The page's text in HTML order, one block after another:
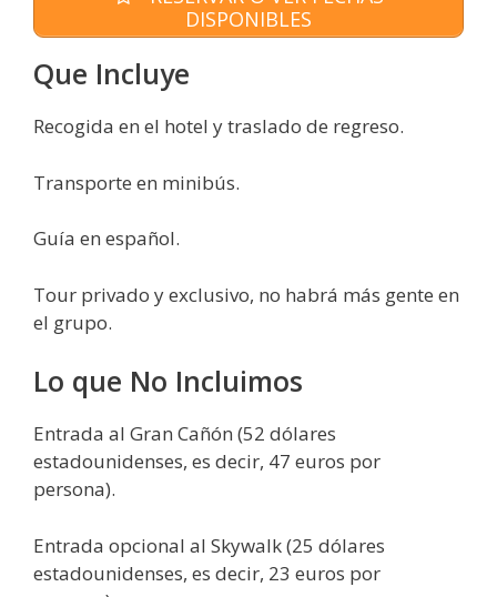
DISPONIBLES
Que Incluye
Recogida en el hotel y traslado de regreso.
Transporte en minibús.
Guía en español.
Tour privado y exclusivo, no habrá más gente en
el grupo.
Lo que No Incluimos
Entrada al Gran Cañón (52 dólares
estadounidenses, es decir, 47 euros por
persona).
Entrada opcional al Skywalk (25 dólares
estadounidenses, es decir, 23 euros por